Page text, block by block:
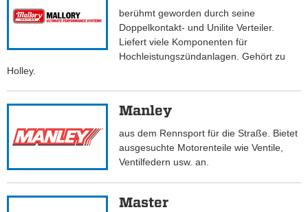
berühmt geworden durch seine
Doppelkontakt- und Unilite Verteiler.
Liefert viele Komponenten für
Hochleistungszündanlagen. Gehört zu
Holley.
Manley
aus dem Rennsport für die Straße. Bietet
ausgesuchte Motorenteile wie Ventile,
Ventilfedern usw. an.
Master